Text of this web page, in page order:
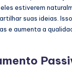
estiverem
suas ideias.
e aumenta a